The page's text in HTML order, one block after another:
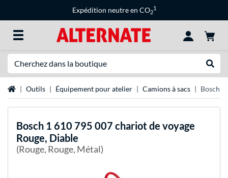
Expédition neutre en CO2
1
Page d'accueil
Outils Équipement pour atelier Camions à sacs Bosch 1
Bosch 1 610 795 007 chariot de voyage
Rouge, Diable
(Rouge, Rouge, Métal)